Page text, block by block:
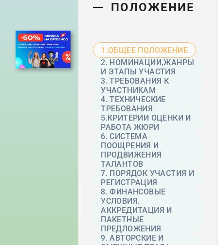
ПОЛОЖЕНИЕ
1.ОБЩЕЕ ПОЛОЖЕНИЕ
2. НОМИНАЦИИ,ЖАНРЫ
И ЭТАПЫ УЧАСТИЯ
3. ТРЕБОВАНИЯ К
УЧАСТНИКАМ
4. ТЕХНИЧЕСКИЕ
ТРЕБОВАНИЯ
5.КРИТЕРИИ ОЦЕНКИ И
РАБОТА ЖЮРИ
6. СИСТЕМА
ПООЩРЕНИЯ И
ПРОДВИЖЕНИЯ
ТАЛАНТОВ
7. ПОРЯДОК УЧАСТИЯ И
РЕГИСТРАЦИЯ
8. ФИНАНСОВЫЕ
УСЛОВИЯ.
АККРЕДИТАЦИЯ И
ПАКЕТНЫЕ
ПРЕДЛОЖЕНИЯ
9. АВТОРСКИЕ И